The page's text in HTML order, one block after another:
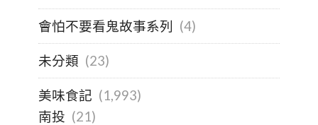
會怕不要看鬼故事系列 (4)
未分類 (23)
美味食記 (1,993)
南投 (21)